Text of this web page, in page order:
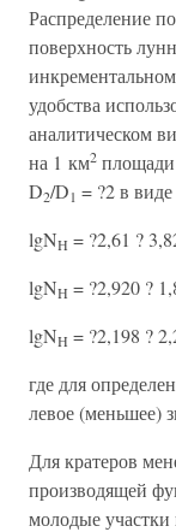
Распределение
поверхность
удобства
аналитическом
на 1 км2
D2/D1 = ?2 в
lgNH = ?2,61 ?
lgNH = ?2,920 ?
lgNH = ?2,198 ?
где для
левое (меньшее)
Для кратеров
производящей
молодые